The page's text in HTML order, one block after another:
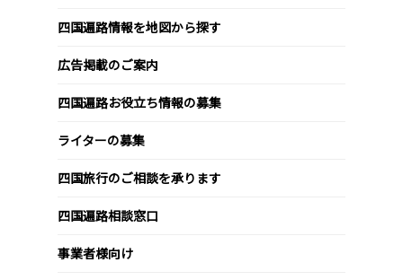
四国遍路情報を地図から探す
広告掲載のご案内
四国遍路お役立ち情報の募集
ライターの募集
四国旅行のご相談を承ります
四国遍路相談窓口
事業者様向け